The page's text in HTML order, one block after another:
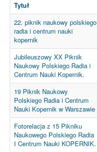
Tytuł
22. piknik naukowy polskiego
radia i centrum nauki
kopernik
Jubileuszowy XX Piknik
Naukowy Polskiego Radia i
Centrum Nauki Kopernik.
19 Piknik Naukowy
Polskiego Radia i Centrum
Nauki Kopernik w Warszawie
Fotorelacja z 15 Pikniku
Naukowego Polskiego Radia
I Centrum Nauki KOPERNIK.